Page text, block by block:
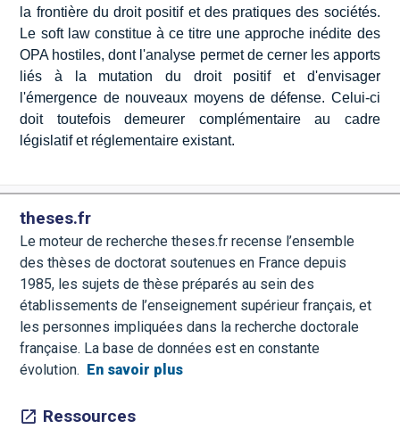
la frontière du droit positif et des pratiques des sociétés.
Le soft law constitue à ce titre une approche inédite des
OPA hostiles, dont l'analyse permet de cerner les apports
liés à la mutation du droit positif et d'envisager
l'émergence de nouveaux moyens de défense. Celui-ci
doit toutefois demeurer complémentaire au cadre
législatif et réglementaire existant.
theses.fr
Le moteur de recherche theses.fr recense l’ensemble
des thèses de doctorat soutenues en France depuis
1985, les sujets de thèse préparés au sein des
établissements de l’enseignement supérieur français, et
les personnes impliquées dans la recherche doctorale
française. La base de données est en constante
évolution.
En savoir plus
Ressources